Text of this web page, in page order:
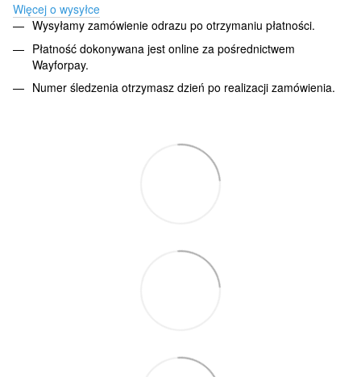
Więcej o wysyłce
Wysyłamy zamówienie odrazu po otrzymaniu płatności.
Płatność dokonywana jest online za pośrednictwem
Wayforpay.
Numer śledzenia otrzymasz dzień po realizacji zamówienia.